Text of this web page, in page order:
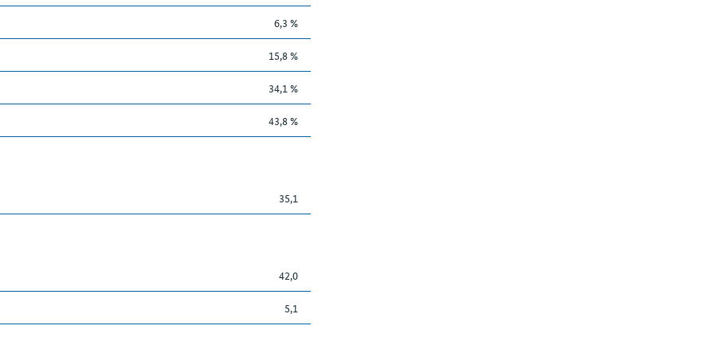
6,3 %
15,8 %
34,1 %
43,8 %
35,1
42,0
5,1